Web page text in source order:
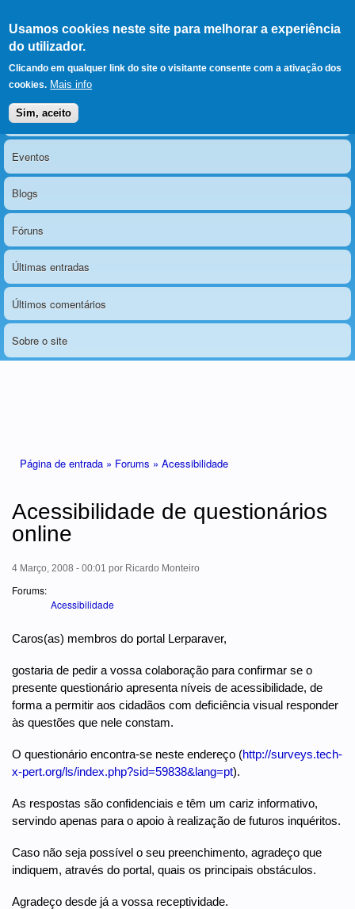
Usamos cookies neste site para melhorar a experiência
do utilizador.
Clicando em qualquer link do site o visitante consente com a ativação dos
cookies. Mais info
Sim, aceito
LERPARAVER , ir para a
página principal
O portal da visão diferente
Menu principal
Notícias
Eventos
Blogs
Fóruns
Últimas entradas
Últimos comentários
Sobre o site
Página de entrada » Forums » Acessibilidade
Acessibilidade de questionários
online
4 Março, 2008 - 00:01 por Ricardo Monteiro
Forums:
Acessibilidade
Caros(as) membros do portal Lerparaver,
gostaria de pedir a vossa colaboração para confirmar se o
presente questionário apresenta níveis de acessibilidade, de
forma a permitir aos cidadãos com deficiência visual responder
às questões que nele constam.
O questionário encontra-se neste endereço (http://surveys.tech-
x-pert.org/ls/index.php?sid=59838&lang=pt).
As respostas são confidenciais e têm um cariz informativo,
servindo apenas para o apoio à realização de futuros inquéritos.
Caso não seja possível o seu preenchimento, agradeço que
indiquem, através do portal, quais os principais obstáculos.
Agradeço desde já a vossa receptividade.